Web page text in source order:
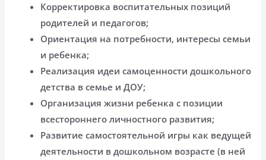
Корректировка воспитательных позиций
родителей и педагогов;
Ориентация на потребности, интересы семьи
и ребенка;
Реализация идеи самоценности дошкольного
детства в семье и ДОУ;
Организация жизни ребенка с позиции
всестороннего личностного развития;
Развитие самостоятельной игры как ведущей
деятельности в дошкольном возрасте (в ней